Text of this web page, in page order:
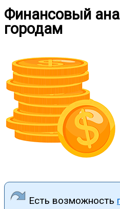
Финансовый
городам
Есть возможность